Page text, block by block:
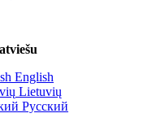
English
Lietuvių
Pусский